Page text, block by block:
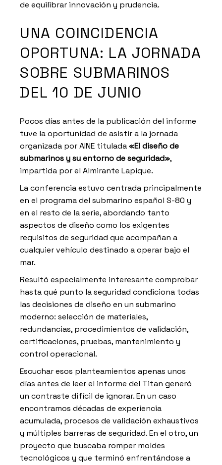
de equilibrar innovación y prudencia.
UNA COINCIDENCIA
OPORTUNA: LA JORNADA
SOBRE SUBMARINOS
DEL 10 DE JUNIO
Pocos días antes de la publicación del informe
tuve la oportunidad de asistir a la jornada
organizada por AINE titulada«El diseño de
submarinos y su entorno de seguridad»,
impartida por el Almirante Lapique.
La conferencia estuvo centrada principalmente
en el programa del submarino español S-80 y
en el resto de la serie, abordando tanto
aspectos de diseño como los exigentes
requisitos de seguridad que acompañan a
cualquier vehículo destinado a operar bajo el
mar.
Resultó especialmente interesante comprobar
hasta qué punto la seguridad condiciona todas
las decisiones de diseño en un submarino
moderno: selección de materiales,
redundancias, procedimientos de validación,
certificaciones, pruebas, mantenimiento y
control operacional.
Escuchar esos planteamientos apenas unos
días antes de leer el informe del Titan generó
un contraste difícil de ignorar. En un caso
encontramos décadas de experiencia
acumulada, procesos de validación exhaustivos
y múltiples barreras de seguridad. En el otro, un
proyecto que buscaba romper moldes
tecnológicos y que terminó enfrentándose a